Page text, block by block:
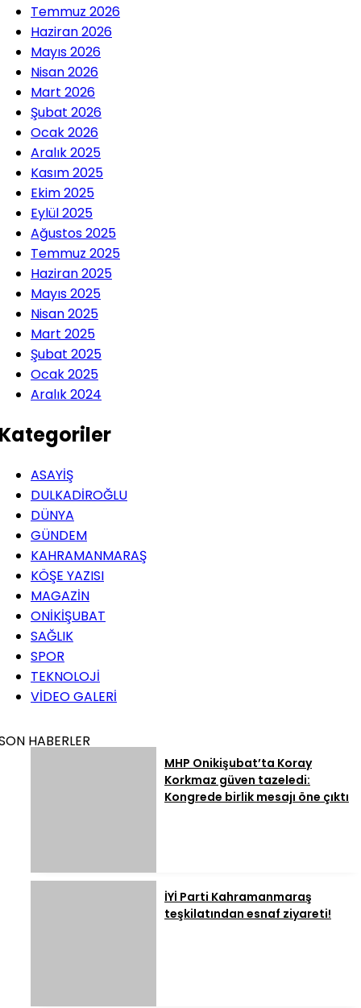
Temmuz 2026
Haziran 2026
Mayıs 2026
Nisan 2026
Mart 2026
Şubat 2026
Ocak 2026
Aralık 2025
Kasım 2025
Ekim 2025
Eylül 2025
Ağustos 2025
Temmuz 2025
Haziran 2025
Mayıs 2025
Nisan 2025
Mart 2025
Şubat 2025
Ocak 2025
Aralık 2024
ASAYİŞ
DULKADİROĞLU
DÜNYA
GÜNDEM
KAHRAMANMARAŞ
KÖŞE YAZISI
MAGAZİN
ONİKİŞUBAT
SAĞLIK
SPOR
TEKNOLOJİ
VİDEO GALERİ
HABERLER
MHP Onikişubat’ta Koray
Korkmaz güven tazeledi:
Kongrede birlik mesajı öne çıktı
İYİ Parti Kahramanmaraş
teşkilatından esnaf ziyareti!